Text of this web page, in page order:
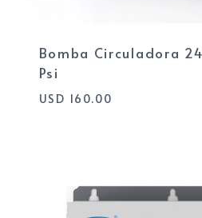
Bomba Circuladora
Psi
USD 160.00